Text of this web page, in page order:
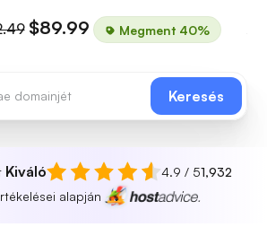
$89.99 Megment 40%
Keresés
Kiváló 4.9 / 51,932
alapján